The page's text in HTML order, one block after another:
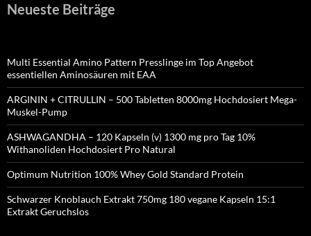
Neueste Beiträge
Multi Essential Amino Pattern Presslinge im Top Angebot
essentiellen Aminosäuren mit EAA
ARGININ + CITRULLIN – 500 Tabletten 8000mg Hochdosiert Mega-
Muskel-Pump
ASHWAGANDHA – 120 Kapseln (v) 1300 mg pro Tag 10%
Withanoliden Hochdosiert Pro Natural
Optimum Nutrition 100% Whey Gold Standard Protein
Schwarzer Knoblauch Extrakt 750mg 180 vegane Kapseln 15:1
Extrakt Geruchslos